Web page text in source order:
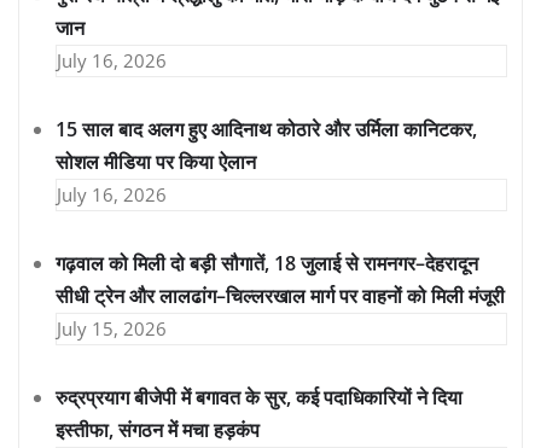
जान
July 16, 2026
15 साल बाद अलग हुए आदिनाथ कोठारे और उर्मिला कानिटकर,
सोशल मीडिया पर किया ऐलान
July 16, 2026
गढ़वाल को मिली दो बड़ी सौगातें, 18 जुलाई से रामनगर–देहरादून
सीधी ट्रेन और लालढांग–चिल्लरखाल मार्ग पर वाहनों को मिली मंजूरी
July 15, 2026
रुद्रप्रयाग बीजेपी में बगावत के सुर, कई पदाधिकारियों ने दिया
इस्तीफा, संगठन में मचा हड़कंप